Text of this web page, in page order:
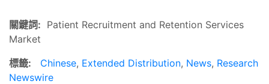
關鍵詞: Patient Recruitment and Retention Services
Market
標籤:
Chinese, Extended Distribution, News, Research
Newswire